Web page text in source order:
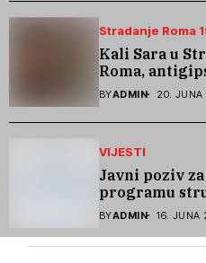
Stradanje Roma
Kali Sara u
Roma,
govora
BYADMIN 20. JUNA
VIJESTI
Javni poziv
programu
podrške pri
BYADMIN 16. JUNA